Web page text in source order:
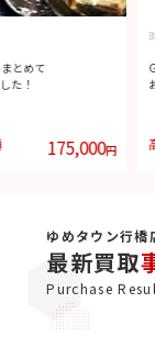
とめて
た！
175,000円
ゆめタウン行橋
最新買取
Purchase